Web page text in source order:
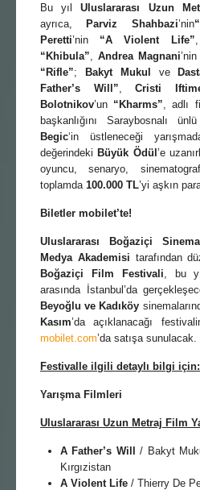
Bu yılUluslararası Uzun
ayrıca,Parviz Shahbazi’nin“
Peretti’nin “A Violent Life”
“Khibula”
Andrea Magnani’nin
“Rifle”; Bakyt Mukul ve
Father’s Will” ,Cristi
Bolotnikov’un “Kharms” , adlı
başkanlığını Saraybosnalı
Begic‘in üstleneceği
değerindekiBüyük Ödül’e
oyuncu, senaryo,
toplamda 100.000 TL’yi aşkın
Biletler mobilet’te!
Uluslararası Boğaziçi
Medya Akademisi tarafından
Boğaziçi Film Festivali , bu
arasında İstanbul’da
Beyoğlu ve Kadıköy
Kasım’da açıklanacağı
mobilet.com’da satışa sunulacak.
Festivalle ilgili detaylı bilgi için:
Yarışma Filmleri
Uluslararası Uzun Metraj Film
A Father’s Will/ Bakyt
Kırgızistan
A Violent Life / Thierry De